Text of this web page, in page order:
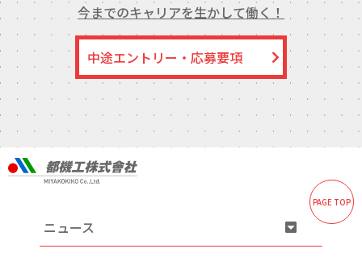
今までのキャリアを生かして働く！
中途エントリー・応募要項
PAGE TOP
ニュース